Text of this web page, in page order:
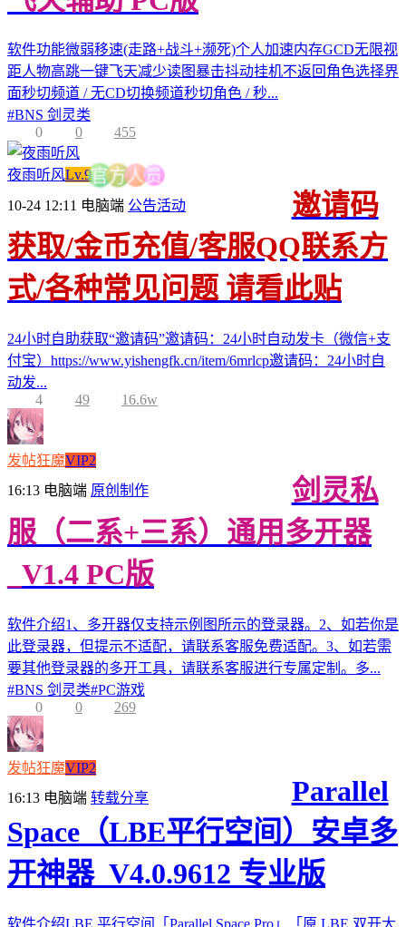
软件功能微弱移速(走路+战斗+濒死)个人加速内存GCD无限视
距人物高跳一键飞天减少读图暴击抖动挂机不返回角色选择界
面秒切频道 / 无CD切换频道秒切角色 / 秒...
#BNS 剑灵类
0
0 455
夜雨听风Lv.9官 方 人 员
10-24 12:11 电脑端 公告活动
邀请码
获取/金币充值/客服QQ联系方
式/各种常见问题 请看此贴
24小时自助获取“邀请码”邀请码：24小时自动发卡（微信+支
付宝）https://www.yishengfk.cn/item/6mrlcp邀请码：24小时自
动发...
4
49 16.6w
发帖狂魔VIP2
16:13 电脑端 原创制作
剑灵私
服（二系+三系）通用多开器
_V1.4 PC版
软件介绍1、多开器仅支持示例图所示的登录器。2、如若你是
此登录器，但提示不适配，请联系客服免费适配。3、如若需
要其他登录器的多开工具，请联系客服进行专属定制。多...
#BNS 剑灵类#PC游戏
0
0 269
发帖狂魔VIP2
16:13 电脑端 转载分享
Parallel
Space（LBE平行空间）安卓多
开神器_V4.0.9612 专业版
软件介绍LBE 平行空间「Parallel Space Pro」「原 LBE 双开大